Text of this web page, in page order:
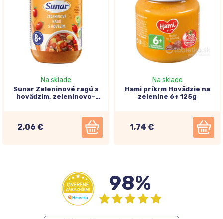
Na sklade
Sunar Zeleninové ragú s
hovädzím, zeleninovo-
2,06 €
Na sklade
Hami príkrm Hovädzie na
zelenine 6+ 125g
1,74 €
98%